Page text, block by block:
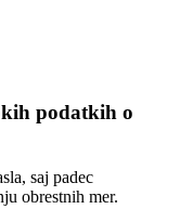
podatkih o
saj padec
obrestnih mer.